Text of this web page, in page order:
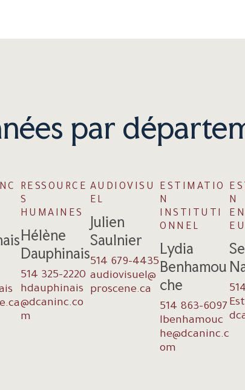
par
RESSOURCE
S
HUMAINES
Hélène
Dauphinais
514 325-2220
hdauphinais
@dcaninc.co
m
AUDIOVISU
EL
Julien
Saulnier
514 679-4435
audiovisuel@
proscene.ca
ESTIMATIO
N
INSTITUTI
ONNEL
Lydia
Benhamou
che
514 863-6097
lbenhamouc
he@dcaninc.c
om
N